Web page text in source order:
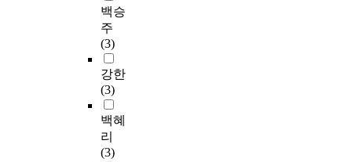
백승
주
(3)
강한
(3)
백혜
리
(3)